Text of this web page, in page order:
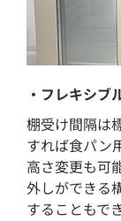
・フレキシブ
棚受け間隔は
すれば食パン
高さ変更も可
外しができる
することもで